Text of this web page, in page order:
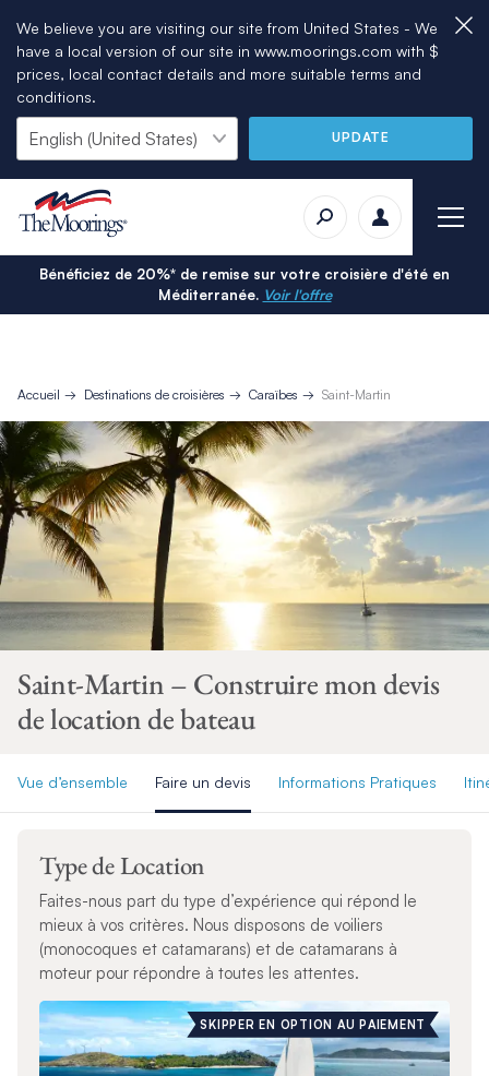
We believe you are visiting our site from United States - We
have a local version of our site in www.moorings.com with $
prices, local contact details and more suitable terms and
conditions.
UPDATE
Bénéficiez de 20%* de remise sur votre croisière d'été en
Méditerranée. Voir l'offre
Accueil Destinations de croisières Caraïbes Saint-Martin
Saint-Martin – Construire mon devis
de location de bateau
Vue d’ensemble Faire un devis Informations Pratiques
Type de Location
Faites-nous part du type d’expérience qui répond le
mieux à vos critères. Nous disposons de voiliers
(monocoques et catamarans) et de catamarans à
moteur pour répondre à toutes les attentes.
SKIPPER EN OPTION AU PAIEMENT